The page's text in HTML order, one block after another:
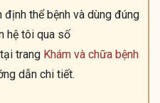
thể bệnh và dùng đúng
hệ tôi qua số
trang Khám và chữa bệnh
dẫn chi tiết.